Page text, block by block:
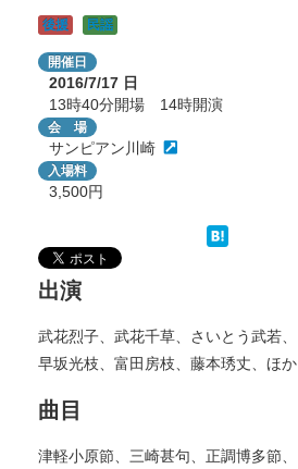
後援 民謡
開催日
2016/7/17 日
13時40分開場 14時開演
会 場
サンピアン川崎
入場料
3,500円
出演
武花烈子、武花千草、さいとう武若、
早坂光枝、富田房枝、藤本琇丈、ほか
曲目
津軽小原節、三崎甚句、正調博多節、